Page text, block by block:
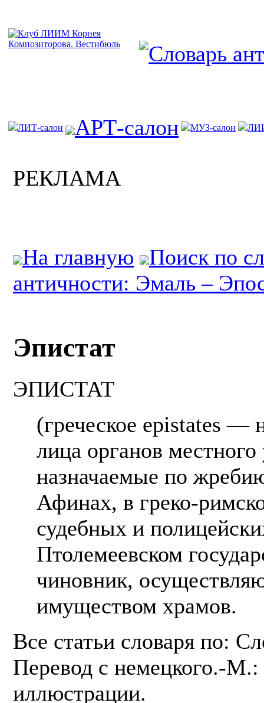
ЛИТ-салон АРТ-салон МУЗ-салон
РЕКЛАМА
На главную
Поиск по
античности: Эмаль –
Эпистат
ЭПИСТАТ
(греческое epistates —
лица органов
назначаемые по
Афинах, в греко-
судебных и
Птолемеевском
чиновник,
имуществом храмов.
Все статьи словаря по:
Перевод с немецкого.-
иллюстрации.